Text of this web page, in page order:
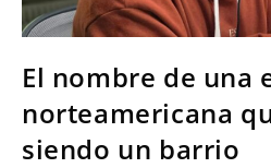
El nombre de una
norteamericana
siendo un barrio